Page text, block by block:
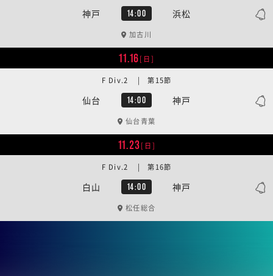
神戸 14:00 浜松
加古川
11.16[日]
仙台 14:00 神戸
F Div.2 | 第15節
仙台青葉
11.23[日]
白山 14:00 神戸
F Div.2 | 第16節
松任総合